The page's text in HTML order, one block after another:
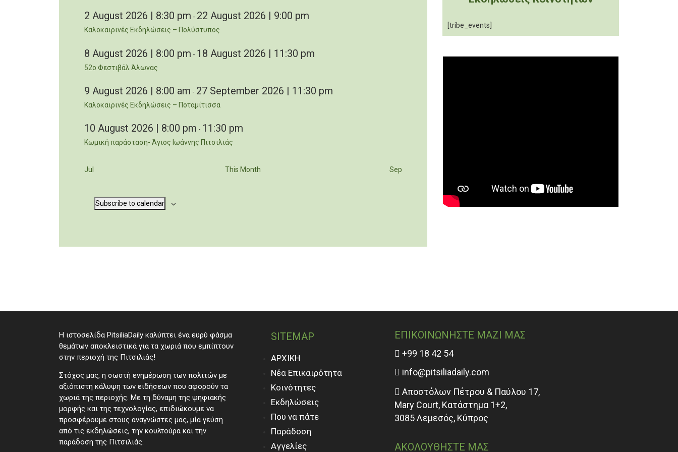
2 August 2026 | 8:30 pm - 22 August 2026 | 9:00 pm
Καλοκαιρινές Εκδηλώσεις – Πολύστυπος
8 August 2026 | 8:00 pm - 18 August 2026 | 11:30 pm
52ο Φεστιβάλ Άλωνας
9 August 2026 | 8:00 am - 27 September 2026 | 11:30 pm
Καλοκαιρινές Εκδηλώσεις – Ποταμίτισσα
10 August 2026 | 8:00 pm - 11:30 pm
Κωμική παράσταση- Άγιος Ιωάννης Πιτσιλιάς
Jul This Month Sep
Subscribe to calendar
[tribe_events]
Η ιστοσελίδα PitsiliaDaily καλύπτει ένα ευρύ φάσμα
θεμάτων αποκλειστικά για τα χωριά που εμπίπτουν
στην περιοχή της Πιτσιλιάς!
Στόχος μας, η σωστή ενημέρωση των πολιτών με
αξιόπιστη κάλυψη των ειδήσεων που αφορούν τα
χωριά της περιοχής. Με τη δύναμη της ψηφιακής
μορφής και της τεχνολογίας, επιδιώκουμε να
προσφέρουμε στους αναγνώστες μας, μία γεύση
από τις εκδηλώσεις, την κουλτούρα και την
παράδοση της Πιτσιλιάς.
SITEMAP
ΑΡΧΙΚΗ
Νέα Επικαιρότητα
Κοινότητες
Εκδηλώσεις
Που να πάτε
Παράδοση
Αγγελίες
ΕΠΙΚΟΙΝΩΝΗΣΤΕ ΜΑΖΙ ΜΑΣ
+99 18 42 54
info@pitsiliadaily.com
Αποστόλων Πέτρου & Παύλου 17,
Mary Court, Κατάστημα 1+2,
3085 Λεμεσός, Κύπρος
ΑΚΟΛΟΥΘΗΣΤΕ ΜΑΣ